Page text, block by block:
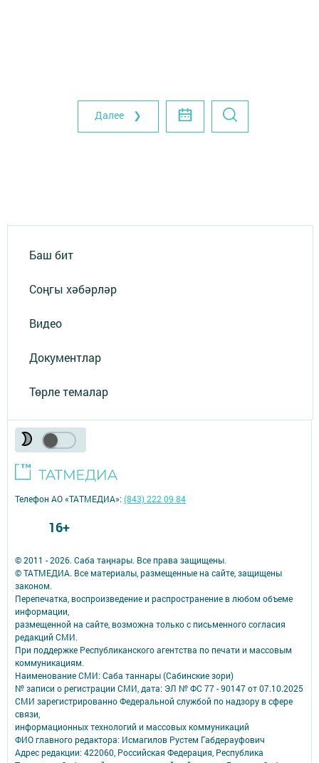
Далее ❯
Баш бит
Соңгы хәбәрләр
Видео
Документлар
Төрле темалар
© 2011 - 2026. Саба таңнары. Все права защищены.
© ТАТМЕДИА. Все материалы, размещенные на сайте, защищены
законом.
Перепечатка, воспроизведение и распространение в любом объеме
информации,
размещенной на сайте, возможна только с письменного согласия
редакций СМИ.
При поддержке Республиканского агентства по печати и массовым
коммуникациям.
Наименование СМИ: Саба таннары (Сабинские зори)
№ записи о регистрации СМИ, дата: ЭЛ № ФС 77 - 90147 от 07.10.2025
СМИ зарегистрированно Федеральной службой по надзору в сфере
связи,
информационных технологий и массовых коммуникаций
ФИО главного редактора: Исмагилов Рустем Габдерауфович
Адрес редакции: 422060, Российская Федерация, Республика
Телефон АО «ТАТМЕДИА»:(843) 222 09 84
16+